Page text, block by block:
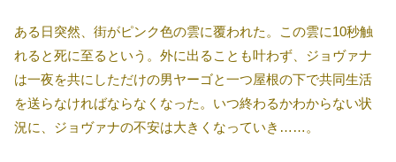
ある日突然、街がピンク色の雲に覆われた。この雲に10秒触
れると死に至るという。外に出ることも叶わず、ジョヴァナ
は一夜を共にしただけの男ヤーゴと一つ屋根の下で共同生活
を送らなければならなくなった。いつ終わるかわからない状
況に、ジョヴァナの不安は大きくなっていき……。